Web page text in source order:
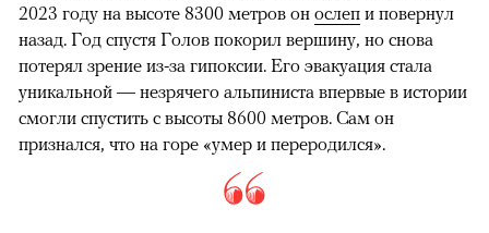
2023 году на высоте 8300 метров он ослеп и повернул
назад. Год спустя Голов покорил вершину, но снова
потерял зрение из-за гипоксии. Его эвакуация стала
уникальной — незрячего альпиниста впервые в истории
смогли спустить с высоты 8600 метров. Сам он
признался, что на горе «умер и переродился».